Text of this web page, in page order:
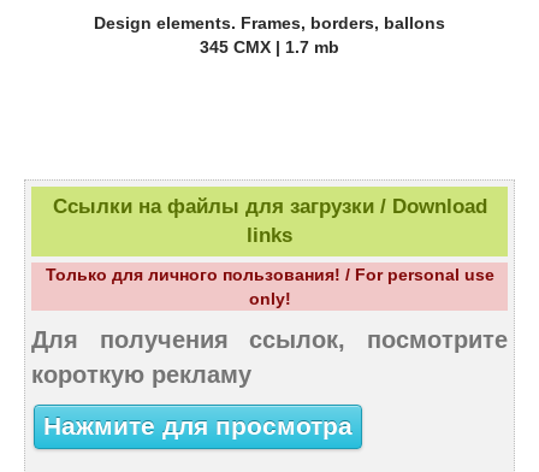
Design elements. Frames, borders, ballons
345 CMX | 1.7 mb
Ссылки на файлы для загрузки / Download
links
Только для личного пользования! / For personal use
only!
Для получения ссылок, посмотрите
короткую рекламу
Нажмите для просмотра